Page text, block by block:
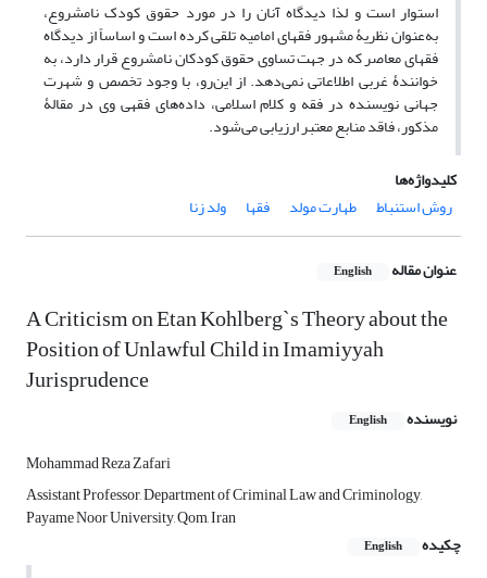
استوار است و لذا دیدگاه آنان را در مورد حقوق کودک نامشروع،
به‌عنوان نظریۀ مشهور فقهای امامیه تلقی کرده است و اساساً از دیدگاه
فقهای معاصر که در جهت تساوی حقوق کودکان نامشروع قرار دارد، به
خوانندۀ غربی اطلاعاتی نمی‌دهد. از این‌رو، با وجود تخصص و شهرت
جهانی نویسنده در فقه و کلام اسلامی، داده‌های فقهی وی در مقالۀ
مذکور، فاقد منابع معتبر ارزیابی می‌شود.
کلیدواژه‌ها
روش استنباط
طهارت مولد فقها ولد زنا
عنوان مقاله English
A Criticism on Etan Kohlberg`s Theory about the
Position of Unlawful Child in Imamiyyah
Jurisprudence
نویسنده English
Mohammad Reza Zafari
Assistant Professor, Department of Criminal Law and Criminology,
Payame Noor University, Qom, Iran
چکیده
English